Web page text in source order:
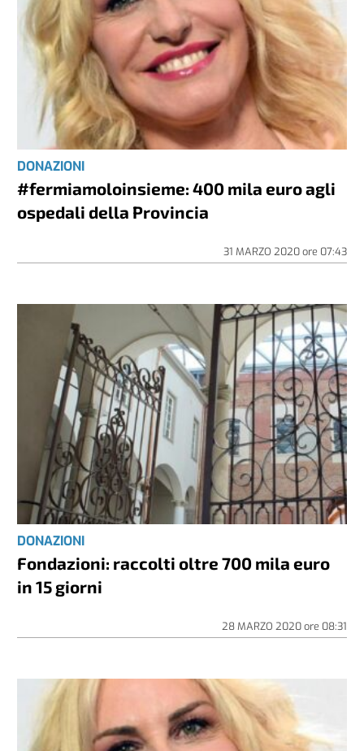
DONAZIONI
#fermiamoloinsieme: 400 mila euro agli
ospedali della Provincia
31 MARZO 2020ore 07:43
DONAZIONI
Fondazioni: raccolti oltre 700 mila euro
in 15 giorni
28 MARZO 2020ore 08:31